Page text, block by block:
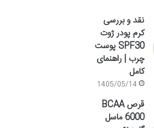
نقد و بررسی
کرم پودر ژوت
SPF30 پوست
چرب | راهنمای
کامل
1405/05/14
قرص BCAA
6000 ماسل